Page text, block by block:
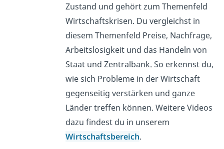
Zustand und gehört zum Themenfeld
Wirtschaftskrisen. Du vergleichst in
diesem Themenfeld Preise, Nachfrage,
Arbeitslosigkeit und das Handeln von
Staat und Zentralbank. So erkennst du,
wie sich Probleme in der Wirtschaft
gegenseitig verstärken und ganze
Länder treffen können. Weitere Videos
dazu findest du in unserem
Wirtschaftsbereich.